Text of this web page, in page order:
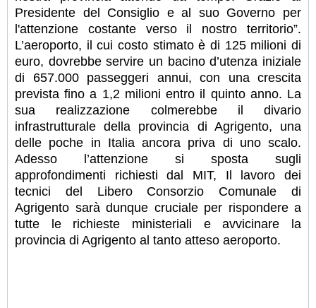
Presidente del Consiglio e al suo Governo per
l'attenzione costante verso il nostro territorio”.
L’aeroporto, il cui costo stimato è di 125 milioni di
euro, dovrebbe servire un bacino d’utenza iniziale
di 657.000 passeggeri annui, con una crescita
prevista fino a 1,2 milioni entro il quinto anno. La
sua realizzazione colmerebbe il divario
infrastrutturale della provincia di Agrigento, una
delle poche in Italia ancora priva di uno scalo.
Adesso l’attenzione si sposta sugli
approfondimenti richiesti dal MIT, Il lavoro dei
tecnici del Libero Consorzio Comunale di
Agrigento sarà dunque cruciale per rispondere a
tutte le richieste ministeriali e avvicinare la
provincia di Agrigento al tanto atteso aeroporto.